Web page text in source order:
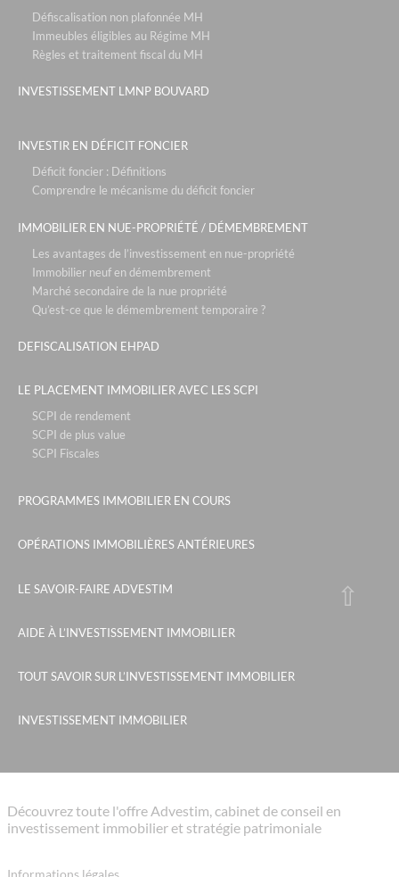
Défiscalisation non plafonnée MH
Immeubles éligibles au Régime MH
Règles et traitement fiscal du MH
INVESTISSEMENT LMNP BOUVARD
INVESTIR EN DÉFICIT FONCIER
Déficit foncier : Définitions
Comprendre le mécanisme du déficit foncier
IMMOBILIER EN NUE-PROPRIÉTÉ / DÉMEMBREMENT
Les avantages de l’investissement en nue-propriété
Immobilier neuf en démembrement
Marché secondaire de la nue propriété
Qu’est-ce que le démembrement temporaire ?
DEFISCALISATION EHPAD
LE PLACEMENT IMMOBILIER AVEC LES SCPI
SCPI de rendement
SCPI de plus value
SCPI Fiscales
PROGRAMMES IMMOBILIER EN COURS
OPÉRATIONS IMMOBILIÈRES ANTÉRIEURES
LE SAVOIR-FAIRE ADVESTIM
AIDE À L’INVESTISSEMENT IMMOBILIER
TOUT SAVOIR SUR L’INVESTISSEMENT IMMOBILIER
INVESTISSEMENT IMMOBILIER
Découvrez toute l'offre Advestim, cabinet de conseil en
investissement immobilier et stratégie patrimoniale
Informations légales